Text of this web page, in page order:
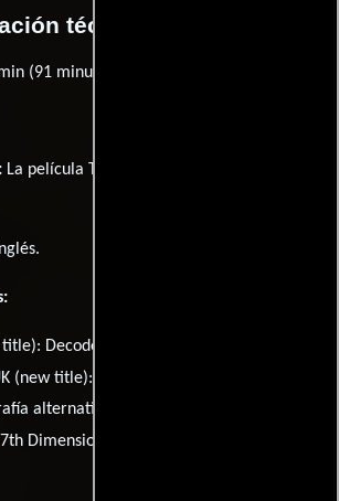
técnica y general
(91 minutos) .
La película The 7th Dimension fué producida
Inglés.
title): Decoder - Die 7. Dimension
(new title):
alternativa):
Dimension